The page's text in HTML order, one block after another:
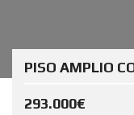
PISO AMPLIO
293.000€